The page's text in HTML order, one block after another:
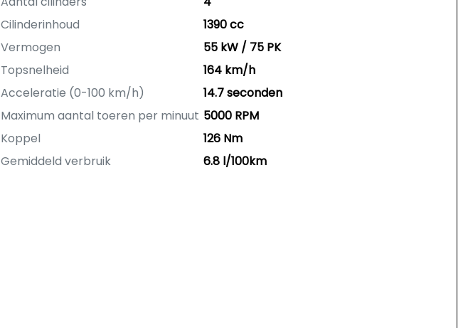
Cilinderinhoud
1390 cc
Vermogen
55 kW / 75 PK
Topsnelheid
164 km/h
Acceleratie (0-100 km/h)
14.7 seconden
Maximum aantal toeren per minuut 5000 RPM
Koppel
126 Nm
Gemiddeld verbruik
6.8 l/100km